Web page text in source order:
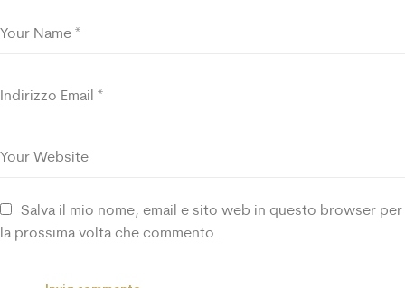
Salva il mio nome, email e sito web in questo browser per
la prossima volta che commento.